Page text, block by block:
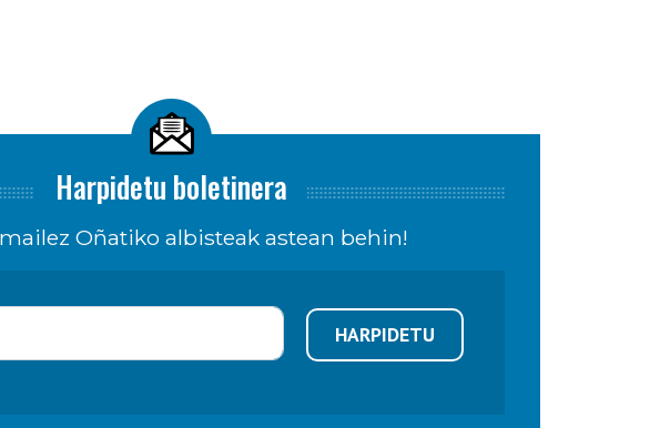
Harpidetu boletinera
Oñatiko albisteak astean behin!
HARPIDETU